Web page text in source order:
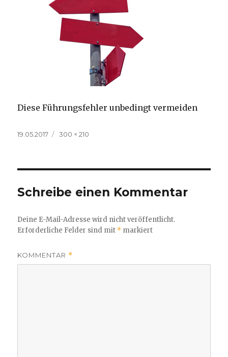
Diese Führungsfehler unbedingt vermeiden
Veröffentlicht
19.05.2017
Volle
300 × 210
Schreibe einen Kommentar
Deine E-Mail-Adresse wird nicht veröffentlicht.
Erforderliche Felder sind mit * markiert
KOMMENTAR *